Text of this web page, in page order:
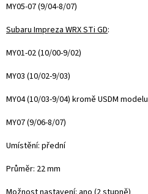
MY05-07 (9/04-8/07)
Subaru Impreza WRX STi GD:
MY01-02 (10/00-9/02)
MY03 (10/02-9/03)
MY04 (10/03-9/04) kromě USDM modelu
MY07 (9/06-8/07)
Umístění: přední
Průměr: 22 mm